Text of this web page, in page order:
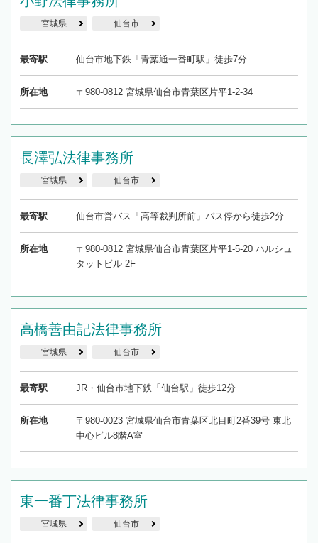
宮城県 仙台市
最寄駅 仙台市地下鉄「青葉通一番町駅」徒歩7分
所在地 〒980-0812 宮城県仙台市青葉区片平1-2-34
長澤弘法律事務所
宮城県 仙台市
最寄駅 仙台市営バス「高等裁判所前」バス停から徒歩2分
所在地
〒980-0812 宮城県仙台市青葉区片平1-5-20 ハルシュ
タットビル 2F
高橋善由記法律事務所
宮城県 仙台市
最寄駅 JR・仙台市地下鉄「仙台駅」徒歩12分
所在地
〒980-0023 宮城県仙台市青葉区北目町2番39号 東北
中心ビル8階A室
東一番丁法律事務所
宮城県 仙台市